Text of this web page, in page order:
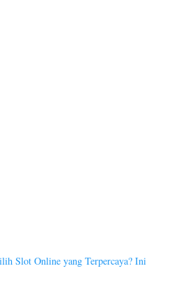
Slot Online yang Terpercaya? Ini